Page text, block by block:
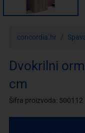
concordia.hr
Dvokrilni
cm
Šifra proizvoda: 500112